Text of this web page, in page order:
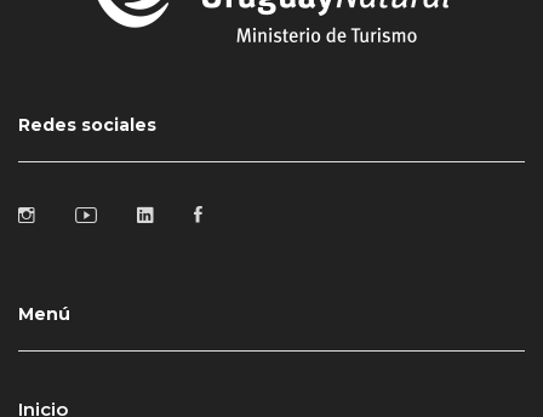
Redes sociales
Menú
Inicio